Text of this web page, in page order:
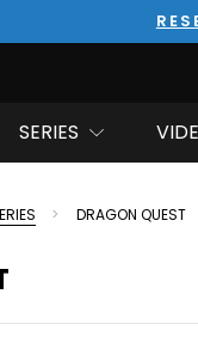
SERIES
DRAGON QUEST